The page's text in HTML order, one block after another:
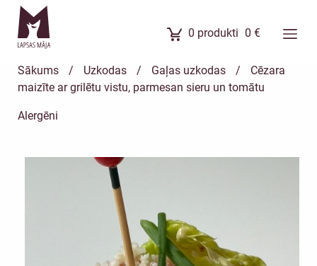
0 produkti 0 €
Ēdienkarte
Ēdienu komplekti
Sākums / Uzkodas / Gaļas uzkodas /
Cēzara
maizīte ar grilētu vistu, parmesan sieru un tomātu
Alergēni